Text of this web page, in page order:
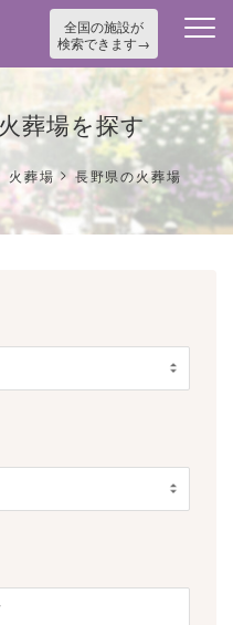
全国の施設が
検索できます
葬場を探す
火葬場>長野県の火葬場